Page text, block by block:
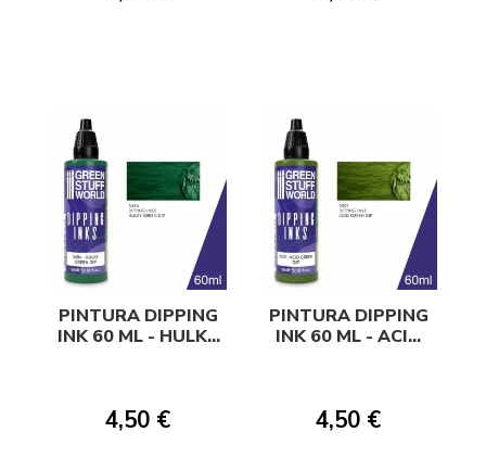
PINTURA DIPPING
INK 60 ML - HULKY
4,50 €
PINTURA DIPPING
INK 60 ML - ACID
4,50 €